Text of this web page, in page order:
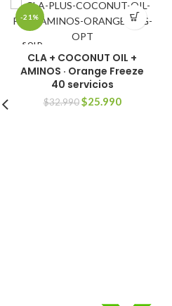
-21%
SOLD
OUT
CLA + COCONUT OIL +
AMINOS · Orange Freeze
40 servicios
$32.990 El
$25.990El